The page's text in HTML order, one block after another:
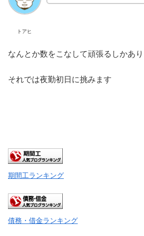
トアヒ
なんとか数をこなして頑張るしかあ
それでは夜勤初日に挑みます
期間工ランキング
債務・借金ランキング